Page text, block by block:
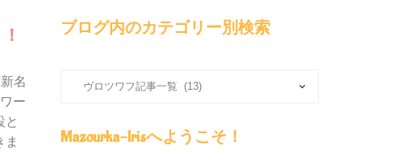
名
ー
と
ま
ブログ内のカテゴリー別検索
内
の
Mazourka-Irisへようこそ！